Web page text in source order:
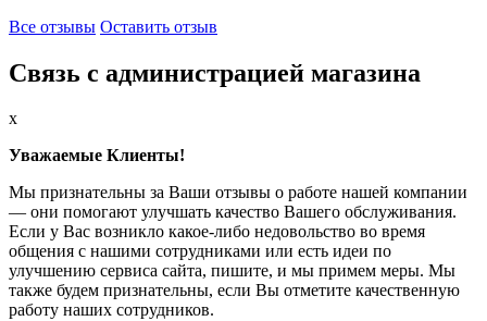
Все отзывы Оставить отзыв
Связь с администрацией магазина
x
Уважаемые Клиенты!
Мы признательны за Ваши отзывы о работе нашей компании
— они помогают улучшать качество Вашего обслуживания.
Если у Вас возникло какое-либо недовольство во время
общения с нашими сотрудниками или есть идеи по
улучшению сервиса сайта, пишите, и мы примем меры. Мы
также будем признательны, если Вы отметите качественную
работу наших сотрудников.